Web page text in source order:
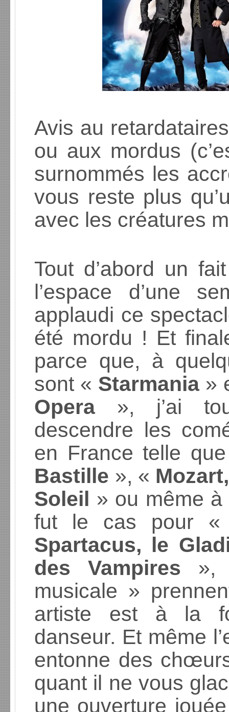
Avis au
ou aux mordus
surnommés les
vous reste plus
avec les créatures
Tout d’abord un
l’espace d’une
applaudi ce
été mordu ! Et
parce que, à
sont « Starmania »
Opera », j’ai
descendre les
en France telle
Bastille », «
Soleil
» ou même
fut le cas pour
Spartacus, le
des Vampires »,
musicale »
artiste est à la
danseur. Et même
entonne des
quant il ne vous
une ouverture